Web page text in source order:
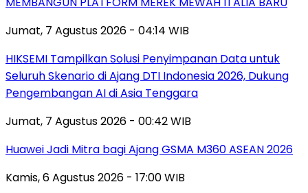
Jumat, 7 Agustus 2026 - 04:14 WIB
HIKSEMI Tampilkan Solusi Penyimpanan Data untuk
Seluruh Skenario di Ajang DTI Indonesia 2026, Dukung
Pengembangan AI di Asia Tenggara
Jumat, 7 Agustus 2026 - 00:42 WIB
Huawei Jadi Mitra bagi Ajang GSMA M360 ASEAN 2026
Kamis, 6 Agustus 2026 - 17:00 WIB